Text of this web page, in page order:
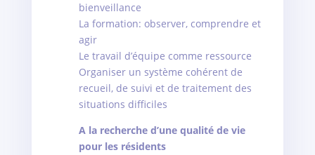
bienveillance
La formation: observer, comprendre et
agir
Le travail d’équipe comme ressource
Organiser un système cohérent de
recueil, de suivi et de traitement des
situations difficiles
A la recherche d’une qualité de vie
pour les résidents